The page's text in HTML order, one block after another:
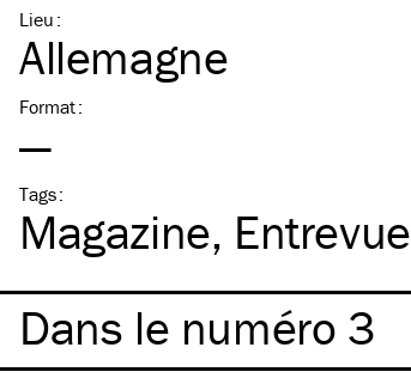
Lieu :
Allemagne
Format:
—
Tags:
Magazine Entrevue
Dans le numéro 3